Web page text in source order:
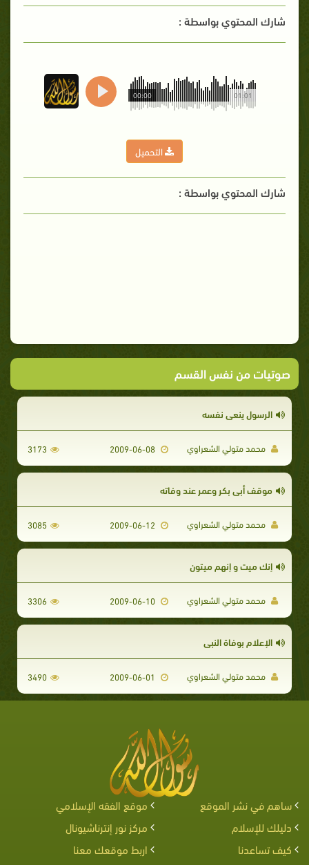
شارك المحتوي بواسطة :
01:01
00:00
التحميل
شارك المحتوي بواسطة :
صوتيات من نفس القسم
الرسول ينعي نفسه
محمد متولي الشعراوي 2009-06-08
3173
موقف أبي بكر وعمر عند وفاته
محمد متولي الشعراوي 3085
إنك ميت و إنهم ميتون
محمد متولي الشعراوي 2009-06-10
3306
الإعلام بوفاة النبي
محمد متولي الشعراوي 3490
ساهم في نشر الموقع
موقع الفقه الإسلامي
دليلك للإسلام
مركز نور إنترناشيونال
كيف تساعدنا
اربط موقعك معنا